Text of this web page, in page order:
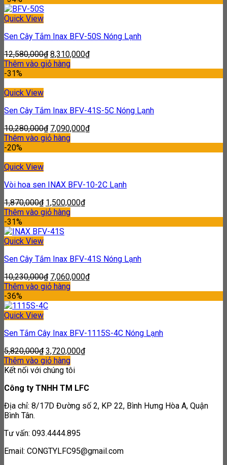
Quick View
Sen Cây Tắm Inax BFV-50S Nóng Lạnh
12,580,000₫ 8,310,000₫
Thêm vào giỏ hàng
-31%
Quick View
Sen Cây Tắm Inax BFV-41S-5C Nóng Lạnh
10,280,000₫ 7,090,000₫
Thêm vào giỏ hàng
-20%
Quick View
Vòi hoa sen INAX BFV-10-2C Lạnh
1,870,000₫ 1,500,000₫
Thêm vào giỏ hàng
-31%
Quick View
Sen Cây Tắm Inax BFV-41S Nóng Lạnh
10,230,000₫ 7,060,000₫
Thêm vào giỏ hàng
-36%
Quick View
Sen Tắm Cây Inax BFV-1115S-4C Nóng Lạnh
5,820,000₫ 3,720,000₫
Thêm vào giỏ hàng
Kết nối với chúng tôi
Công ty TNHH TM LFC
Địa chỉ: 8/17D Đường số 2, KP 22, Bình Hưng Hòa A, Quận
Bình Tân.
Tư vấn: 093.4444.895
Email: CONGTYLFC95@gmail.com